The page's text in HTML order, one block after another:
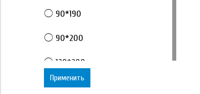
90*190
90*200
120*200
140*190
Применить